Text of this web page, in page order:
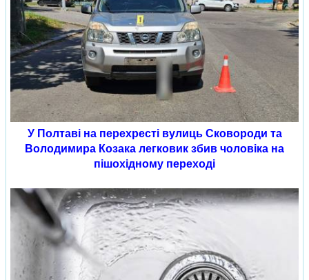
У Полтаві на перехресті вулиць Сковороди та
Володимира Козака легковик збив чоловіка на
пішохідному переході